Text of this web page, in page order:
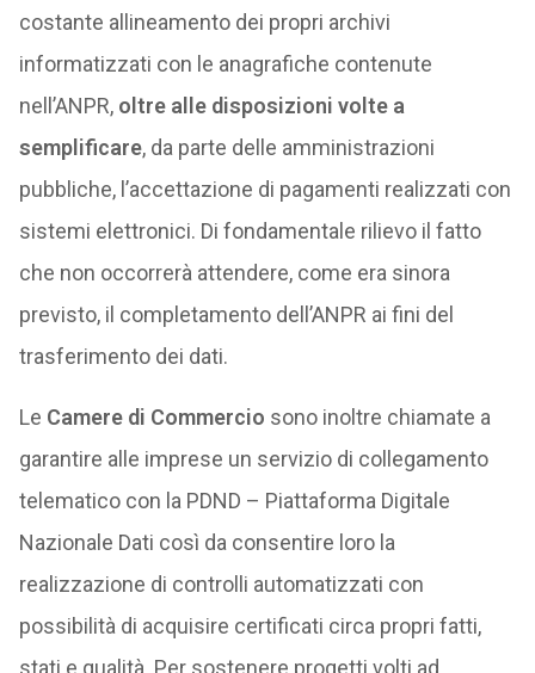
costante allineamento dei propri archivi
informatizzati con le anagrafiche contenute
nell’ANPR,oltre alle disposizioni volte a
semplificare, da parte delle amministrazioni
pubbliche, l’accettazione di pagamenti realizzati con
sistemi elettronici. Di fondamentale rilievo il fatto
che non occorrerà attendere, come era sinora
previsto, il completamento dell’ANPR ai fini del
trasferimento dei dati.
Le Camere di Commercio sono inoltre chiamate a
garantire alle imprese un servizio di collegamento
telematico con la PDND – Piattaforma Digitale
Nazionale Dati così da consentire loro la
realizzazione di controlli automatizzati con
possibilità di acquisire certificati circa propri fatti,
stati e qualità. Per sostenere progetti volti ad